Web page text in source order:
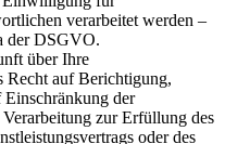
verarbeitet werden –
der DSGVO.
über Ihre
Recht auf Berichtigung,
der
zur Erfüllung des
oder des